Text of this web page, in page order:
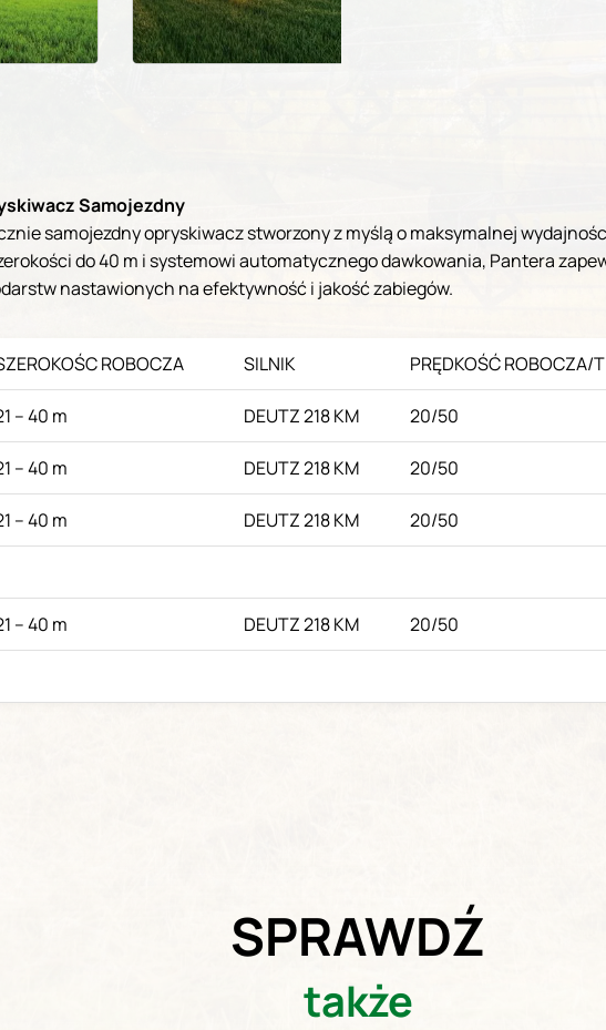
Samojezdny
samojezdny opryskiwacz stworzony z myślą o maksymalnej
do 40 m i systemowi automatycznego dawkowania, Pantera
nastawionych na efektywność i jakość zabiegów.
ROBOCZA SILNIK PRĘDKOŚĆ ROBOCZA/
– 40 m DEUTZ 218 KM 20/50
– 40 m DEUTZ 218 KM 20/50
– 40 m DEUTZ 218 KM 20/50
– 40 m DEUTZ 218 KM 20/50
SPRAWDŹ
także